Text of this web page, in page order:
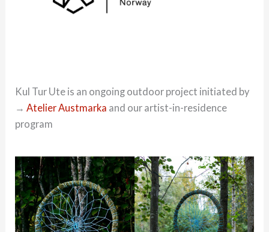
Kul Tur Ute is an ongoing outdoor project initiated by
→Atelier Austmarka and our artist-in-residence
program